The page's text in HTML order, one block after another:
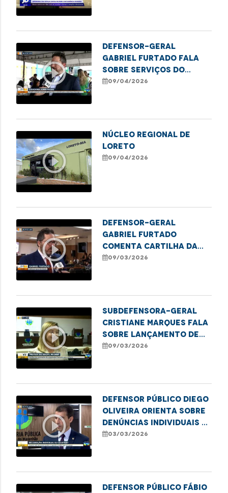
play_circle_outline
Defensor-Geral
Gabriel Furtado fala
sobre serviços do
Cidadania Sobre Rodas
09/04/2026
play_circle_outline
Núcleo Regional de
Loreto
09/04/2026
play_circle_outline
Defensor-geral
Gabriel Furtado
comenta cartilha da
DPE/MA sobre educação
09/03/2026
play_circle_outline
Subdefensora-geral
Cristiane Marques fala
sobre lançamento de
cartilha financeira
09/03/2026
play_circle_outline
Defensor público Diego
Oliveira orienta sobre
denúncias individuais e
coletivas
03/03/2026
Defensor Público Fábio